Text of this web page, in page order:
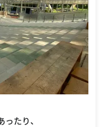
たり、